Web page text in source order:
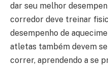
dar seu melhor
corredor deve treinar
desempenho de
atletas também devem
correr, aprendendo a se